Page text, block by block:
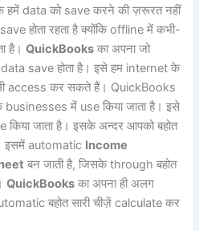
हमें data को save करने की ज़रूरत नहीं
होता रहता है क्योंकि offline में कभी-
है।QuickBooks का अपना जो
data save होता है। इसे हम internet के
भी access कर सकते हैं। QuickBooks
में use किया जाता है। इसे
जाता है। इसके अन्दर आपको बहोत
इसमें automatic Income
बन जाती है, जिसके through बहोत
QuickBooks का अपना ही अलग
बहोत सारी चीज़ें calculate कर